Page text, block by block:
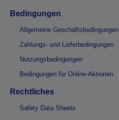
Bedingungen
Allgemeine Geschäftsbedingungen
Zahlungs- und Lieferbedingungen
Nutzungsbedingungen
Bedingungen für Online-Aktionen
Rechtliches
Safety Data Sheets